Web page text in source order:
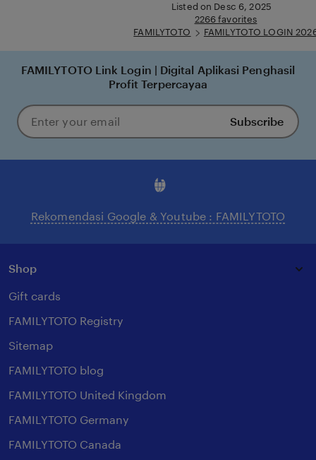
Listed on Desc 6, 2025
2266 favorites
FAMILYTOTO
FAMILYTOTO LOGIN
FAMILYTOTO Link Login | Digital Aplikasi Penghasil
Profit Terpercayaa
Enter
your
Subscribe
Rekomendasi Google & Youtube : FAMILYTOTO
Shop
Gift cards
FAMILYTOTO Registry
Sitemap
FAMILYTOTO blog
FAMILYTOTO United Kingdom
FAMILYTOTO Germany
FAMILYTOTO Canada